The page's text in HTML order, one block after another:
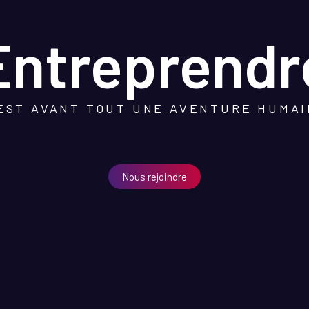
AVANT TOUT UNE AVENTURE
Nous rejoindre